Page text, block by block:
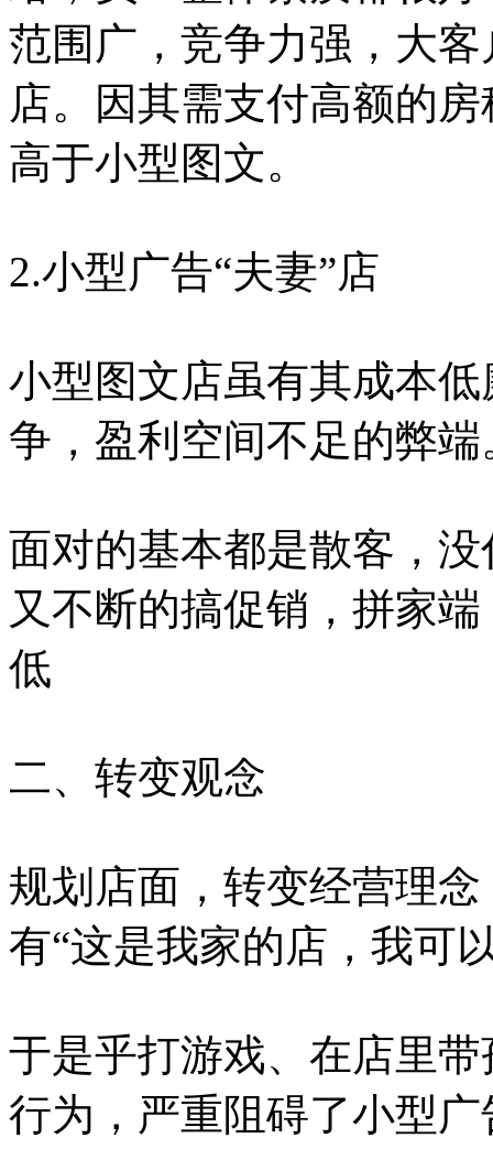
范围广，竞争力强，大
店。因其需支付高额的
高于小型图文。
2.小型广告“夫妻”店
小型图文店虽有其成本
争，盈利空间不足的弊端
面对的基本都是散客，
又不断的搞促销，拼家
低
二、转变观念
规划店面，转变经营理
有“这是我家的店，我可
于是乎打游戏、在店里
行为，严重阻碍了小型